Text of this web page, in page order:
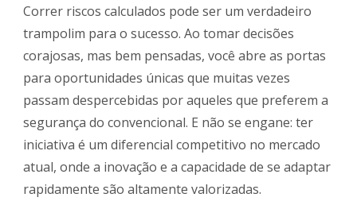
Correr riscos calculados pode ser um verdadeiro
trampolim para o sucesso. Ao tomar decisões
corajosas, mas bem pensadas, você abre as portas
para oportunidades únicas que muitas vezes
passam despercebidas por aqueles que preferem a
segurança do convencional. E não se engane: ter
iniciativa é um diferencial competitivo no mercado
atual, onde a inovação e a capacidade de se adaptar
rapidamente são altamente valorizadas.